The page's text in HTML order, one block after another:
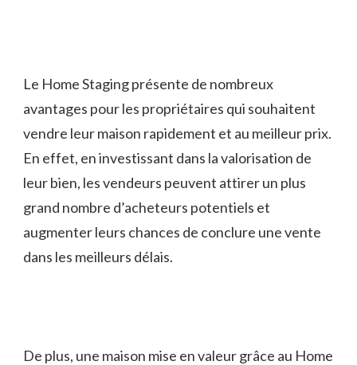
Le Home Staging présente de nombreux
avantages pour les propriétaires qui souhaitent
vendre leur maison rapidement et au meilleur prix.
En effet, en investissant dans la valorisation de
leur bien, les vendeurs peuvent attirer un plus
grand nombre d’acheteurs potentiels et
augmenter leurs chances de conclure une vente
dans les meilleurs délais.
De plus, une maison mise en valeur grâce au Home